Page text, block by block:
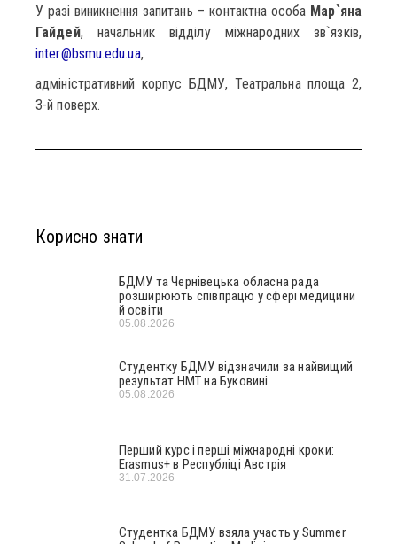
У разі виникнення запитань – контактна особа Мар`яна
Гайдей, начальник відділу міжнародних зв`язків,
inter@bsmu.edu.ua,
адміністративний корпус БДМУ, Театральна площа 2,
3-й поверх.
Корисно знати
БДМУ та Чернівецька обласна рада
розширюють співпрацю у сфері медицини
й освіти
05.08.2026
Студентку БДМУ відзначили за найвищий
результат НМТ на Буковині
05.08.2026
Перший курс і перші міжнародні кроки:
Erasmus+ в Республіці Австрія
31.07.2026
Студентка БДМУ взяла участь у Summer